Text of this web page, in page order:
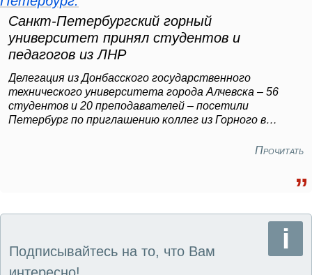
Санкт-Петербургский горный
университет принял студентов и
педагогов из ЛНР
Делегация из Донбасского государственного
технического университета города Алчевска – 56
студентов и 20 преподавателей – посетили
Петербург по приглашению коллег из Горного в
образовательной среде технического университета».
Прочитать
Подписывайтесь на то, что Вам